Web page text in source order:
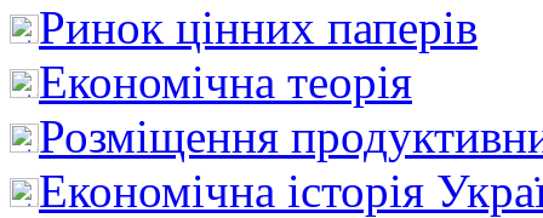
Ринок цінних паперів
Економічна теорія
Розміщення
Економічна історія